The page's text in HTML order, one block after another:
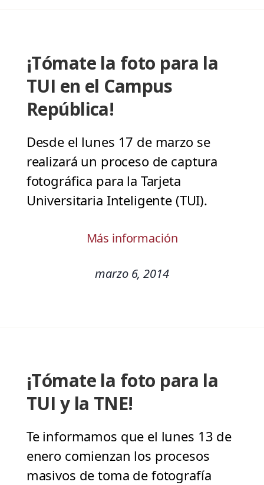
¡Tómate la foto para la
TUI en el Campus
República!
Desde el lunes 17 de marzo se
realizará un proceso de captura
fotográfica para la Tarjeta
Universitaria Inteligente (TUI).
Más información
marzo 6, 2014
¡Tómate la foto para la
TUI y la TNE!
Te informamos que el lunes 13 de
enero comienzan los procesos
masivos de toma de fotografía